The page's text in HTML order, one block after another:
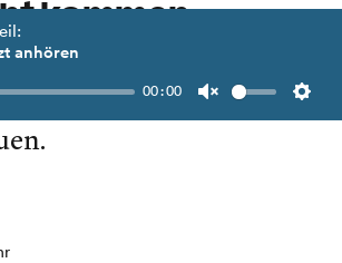
anhören
00:00
Unmute
kommen
sollten wir nach